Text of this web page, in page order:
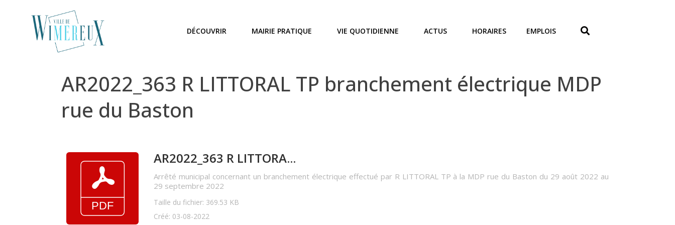
DÉCOUVRIR MAIRIE PRATIQUE VIE QUOTIDIENNE ACTUS HORAIRES EMPLOIS
AR2022_363 R LITTORAL TP branchement électrique MDP
rue du Baston
AR2022_363 R LITTORA...
Arrêté municipal concernant un branchement électrique effectué par R LITTORAL TP à la MDP rue du Baston du 29 août 2022 au
29 septembre 2022
Taille du fichier: 369.53 KB
Créé: 03-08-2022